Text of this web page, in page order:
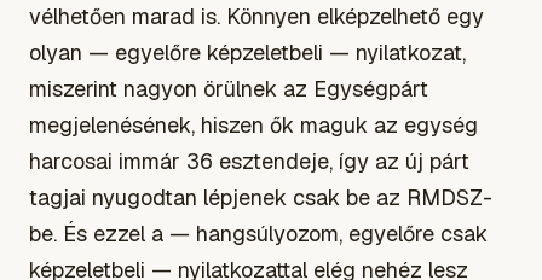
vélhetően marad is. Könnyen elképzelhető egy
olyan — egyelőre képzeletbeli — nyilatkozat,
miszerint nagyon örülnek az Egységpárt
megjelenésének, hiszen ők maguk az egység
harcosai immár 36 esztendeje, így az új párt
tagjai nyugodtan lépjenek csak be az RMDSZ-
be. És ezzel a — hangsúlyozom, egyelőre csak
képzeletbeli — nyilatkozattal elég nehéz lesz